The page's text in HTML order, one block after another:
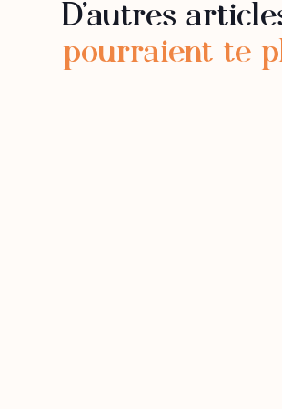
D’autres
pourraient te